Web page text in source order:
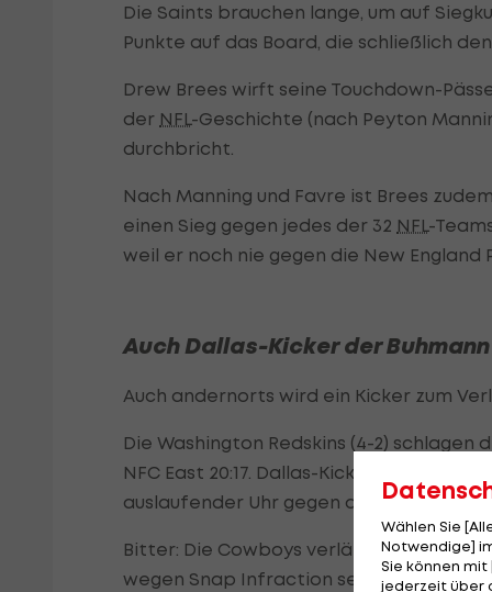
Die Saints brauchen lange, um auf
Punkte auf das Board, die schließlich
Drew Brees wirft seine Touchdown-
der NFL-Geschichte (nach Peyton
durchbricht.
Nach Manning und Favre ist Brees
einen Sieg gegen jedes der 32 NFL-
weil er noch nie gegen die New
Auch Dallas-Kicker der Buhmann
Auch andernorts wird ein Kicker zum
Die Washington Redskins (4-2)
NFC East 20:17. Dallas-Kicker Brett
auslaufender Uhr gegen die Stange.
Bitter: Die Cowboys verlängern den
wegen Snap Infraction selbst um die
Wählen Sie
Notwendige]
Sie können
jederzeit über